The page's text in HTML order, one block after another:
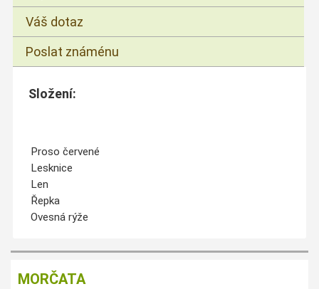
Váš dotaz
Poslat známénu
Složení:
Proso červené
Lesknice
Len
Řepka
Ovesná rýže
MORČATA